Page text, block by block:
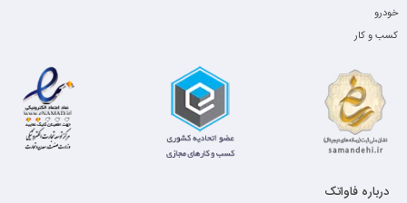
خودرو
کسب و کار
درباره فاواتک